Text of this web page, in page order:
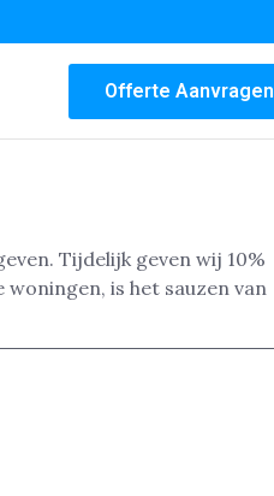
Offerte Aanvragen
Tijdelijk geven wij 10%
is het sauzen van